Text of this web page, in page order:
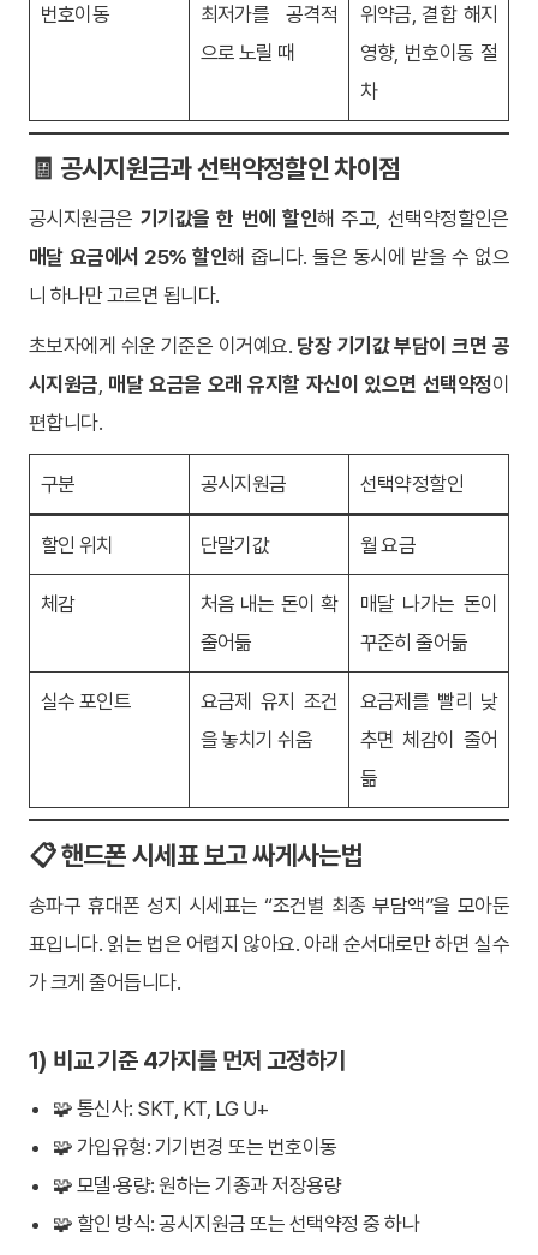
번호이동
최저가를 공격적
으로 노릴 때
위약금, 결합 해지
영향, 번호이동 절
차
🧾 공시지원금과 선택약정할인 차이점
공시지원금은 기기값을 한 번에 할인해 주고, 선택약정할인은
매달 요금에서 25% 할인해 줍니다. 둘은 동시에 받을 수 없으
니 하나만 고르면 됩니다.
초보자에게 쉬운 기준은 이거예요. 당장 기기값 부담이 크면 공
시지원금, 매달 요금을 오래 유지할 자신이 있으면 선택약정이
편합니다.
구분 공시지원금 선택약정할인
할인 위치 단말기값 월 요금
체감
처음 내는 돈이 확
줄어듦
매달 나가는 돈이
꾸준히 줄어듦
실수 포인트
요금제 유지 조건
을 놓치기 쉬움
요금제를 빨리 낮
추면 체감이 줄어
듦
📋 핸드폰 시세표 보고 싸게사는법
송파구 휴대폰 성지 시세표는 “조건별 최종 부담액”을 모아둔
표입니다. 읽는 법은 어렵지 않아요. 아래 순서대로만 하면 실수
가 크게 줄어듭니다.
1) 비교 기준 4가지를 먼저 고정하기
🧩 통신사: SKT, KT, LG U+
🧩 가입유형: 기기변경 또는 번호이동
🧩 모델·용량: 원하는 기종과 저장용량
🧩 할인 방식: 공시지원금 또는 선택약정 중 하나